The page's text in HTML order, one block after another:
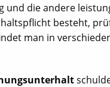
die andere
besteht,
man in